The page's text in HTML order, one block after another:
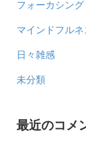
フォーカシング
マインドフルネ
日々雑感
未分類
最近のコメ